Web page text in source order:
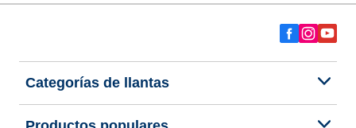
Categorías de llantas